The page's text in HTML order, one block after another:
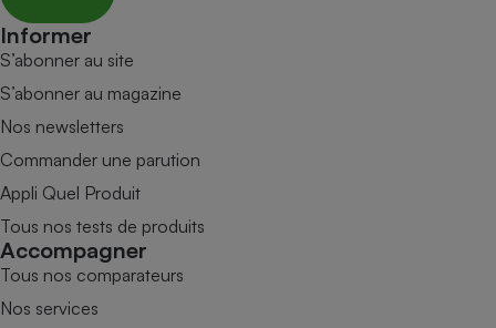
Informer
S’abonner au site
S’abonner au magazine
Nos newsletters
Commander une parution
Appli Quel Produit
Tous nos tests de produits
Accompagner
Tous nos comparateurs
Nos services